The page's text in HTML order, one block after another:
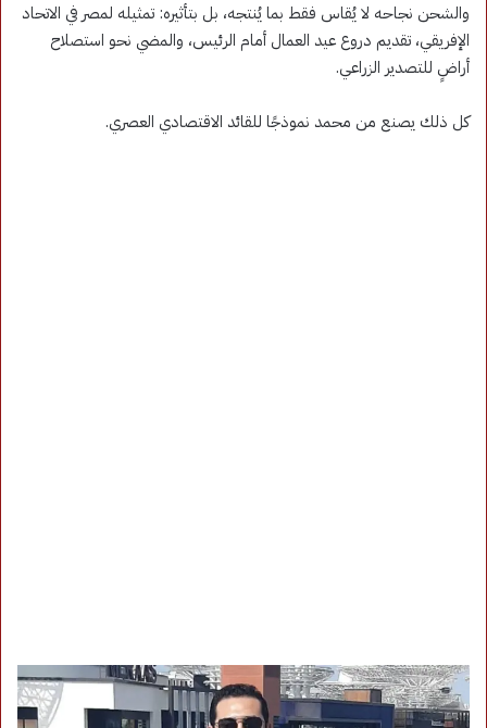
والشحن نجاحه لا يُقاس فقط بما يُنتجه، بل بتأثيره: تمثيله لمصر في الاتحاد
الإفريقي، تقديم دروع عيد العمال أمام الرئيس، والمضي نحو استصلاح
أراضٍ للتصدير الزراعي.
كل ذلك يصنع من محمد نموذجًا للقائد الاقتصادي العصري.